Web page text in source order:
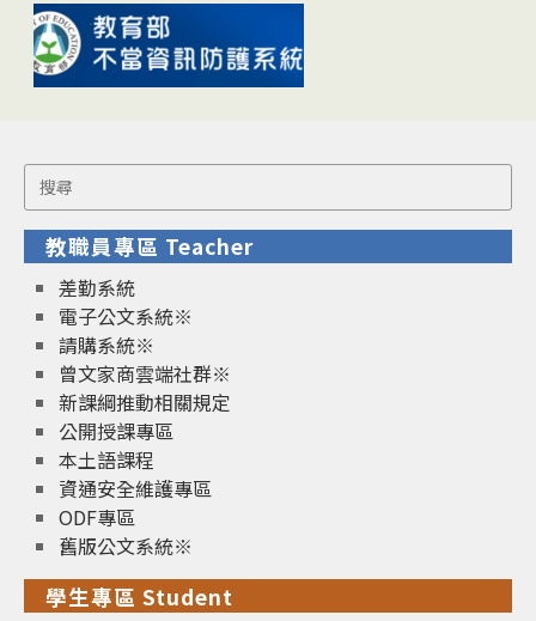
Search
for:
教職員專區 Teacher
差勤系統
電子公文系統※
請購系統※
曾文家商雲端社群※
新課綱推動相關規定
公開授課專區
本土語課程
資通安全維護專區
ODF專區
舊版公文系統※
學生專區 Student